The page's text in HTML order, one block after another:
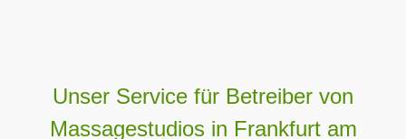
Unser Service für Betreiber von
Massagestudios in Frankfurt am